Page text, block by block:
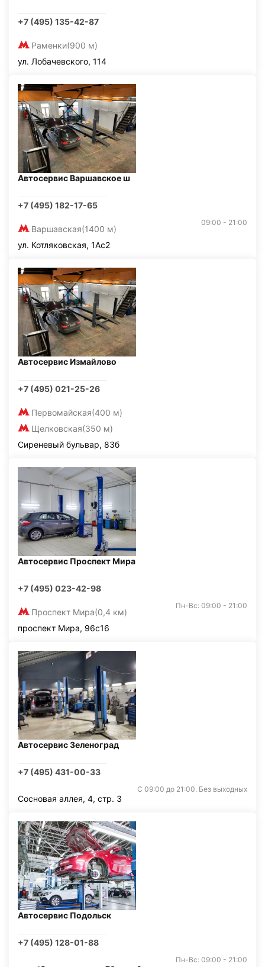
+7 (495) 135-42-87
Раменки(900 м)
ул. Лобачевского, 114
Автосервис Варшавское ш
+7 (495) 182-17-65
Варшавская(1400 м)
09:00 - 21:00
ул. Котляковская, 1Ас2
Автосервис Измайлово
+7 (495) 021-25-26
Первомайская(400 м)
Щелковская(350 м)
Сиреневый бульвар, 83б
Автосервис Проспект Мира
+7 (495) 023-42-98
Проспект Мира(0,4 км)
Пн-Вс: 09:00 - 21:00
проспект Мира, 96с16
Автосервис Зеленоград
+7 (495) 431-00-33
С 09:00 до 21:00. Без выходных
Сосновая аллея, 4, стр. 3
Автосервис Подольск
+7 (495) 128-01-88
Пн-Вс: 09:00 - 21:00